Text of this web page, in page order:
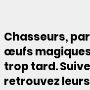
Chasseurs,
œufs
trop tard.
retrouvez